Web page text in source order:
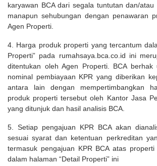
karyawan BCA dari segala tuntutan dan/
manapun sehubungan dengan penawaran
Agen Properti.
4. Harga produk properti yang tercantum
Properti” pada rumahsaya.bca.co.id ini
ditentukan oleh Agen Properti. BCA berhak
nominal pembiayaan KPR yang diberikan
antara lain dengan mempertimbangkan
produk properti tersebut oleh Kantor Jasa
yang ditunjuk dan hasil analisis BCA.
5. Setiap pengajuan KPR BCA akan
sesuai syarat dan ketentuan perkreditan
termasuk pengajuan KPR BCA atas
dalam halaman “Detail Properti” ini